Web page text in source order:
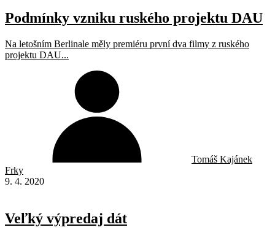
Podmínky vzniku ruského projektu DAU
Na letošním Berlinale měly premiéru první dva filmy z ruského
projektu DAU...
Tomáš Kajánek
Frky
9. 4. 2020
Veľký výpredaj dát